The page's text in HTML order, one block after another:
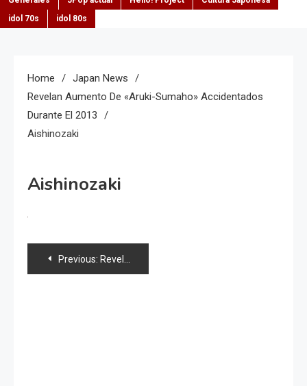
idol 70s
idol 80s
Home
Japan News
Revelan Aumento De «Aruki-Sumaho» Accidentados
Durante El 2013
Aishinozaki
Aishinozaki
Navegación
Previous: Revelan aumento de «Aruki-sumaho» accidentados durante el 2013